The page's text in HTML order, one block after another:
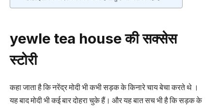
yewle tea house की सक्सेस
स्टोरी
कहा जाता है कि नरेंद्र मोदी भी कभी सड़क के किनारे चाय बेचा करते थे ।
यह बाद मोदी भी कई बार दोहरा चुके हैं। और यह बात सच भी है कि सड़क के